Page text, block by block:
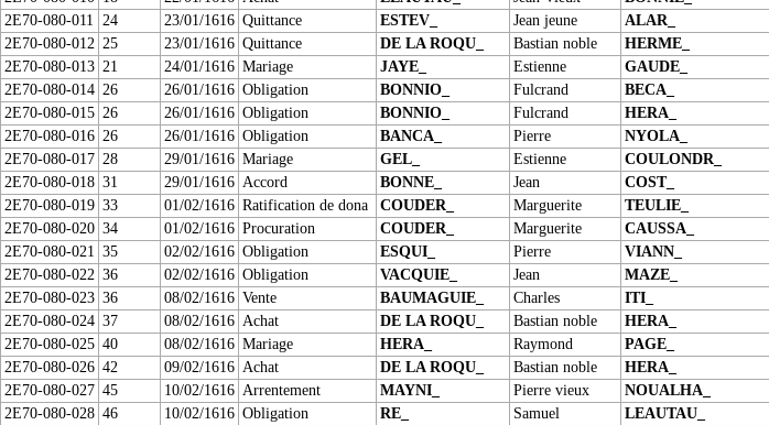
2E70-080-011
24 23/01/1616 Quittance ESTEV_ Jean jeune ALAR_
2E70-080-012 25 23/01/1616 Quittance DE LA ROQU_ Bastian noble HERME_
2E70-080-013 21 24/01/1616 Mariage JAYE_ Estienne GAUDE_
2E70-080-014 26 26/01/1616 Obligation BONNIO_ Fulcrand BECA_
2E70-080-015 26 26/01/1616 Obligation BONNIO_ Fulcrand HERA_
2E70-080-016 26 26/01/1616 Obligation BANCA_ Pierre NYOLA_
2E70-080-017 28 29/01/1616 Mariage GEL_ Estienne COULONDR_
2E70-080-018 31 29/01/1616 Accord BONNE_ Jean COST_
2E70-080-019 33 01/02/1616 Ratification de dona COUDER_ Marguerite TEULIE_
2E70-080-020 34 01/02/1616 Procuration COUDER_ Marguerite CAUSSA_
2E70-080-021
35 02/02/1616 Obligation ESQUI_ Pierre VIANN_
2E70-080-022 36 02/02/1616 Obligation VACQUIE_ Jean MAZE_
2E70-080-023 36 08/02/1616 Vente BAUMAGUIE_ Charles ITI_
2E70-080-024 37 08/02/1616 Achat DE LA ROQU_ Bastian noble HERA_
2E70-080-025 40 08/02/1616 Mariage HERA_ Raymond PAGE_
2E70-080-026 42 09/02/1616 Achat DE LA ROQU_ Bastian noble HERA_
2E70-080-027 45 10/02/1616 Arrentement MAYNI_ Pierre vieux NOUALHA_
2E70-080-028 46 10/02/1616 Obligation RE_ Samuel LEAUTAU_